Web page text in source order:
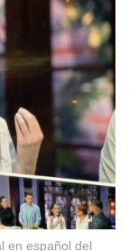
en español del